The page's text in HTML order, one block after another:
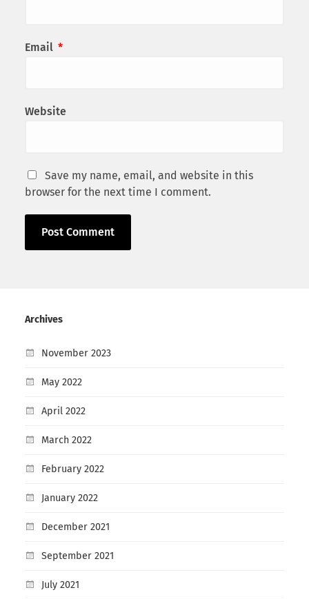
Email *
Website
Save my name, email, and website in this
browser for the next time I comment.
Archives
November 2023
May 2022
April 2022
March 2022
February 2022
January 2022
December 2021
September 2021
July 2021